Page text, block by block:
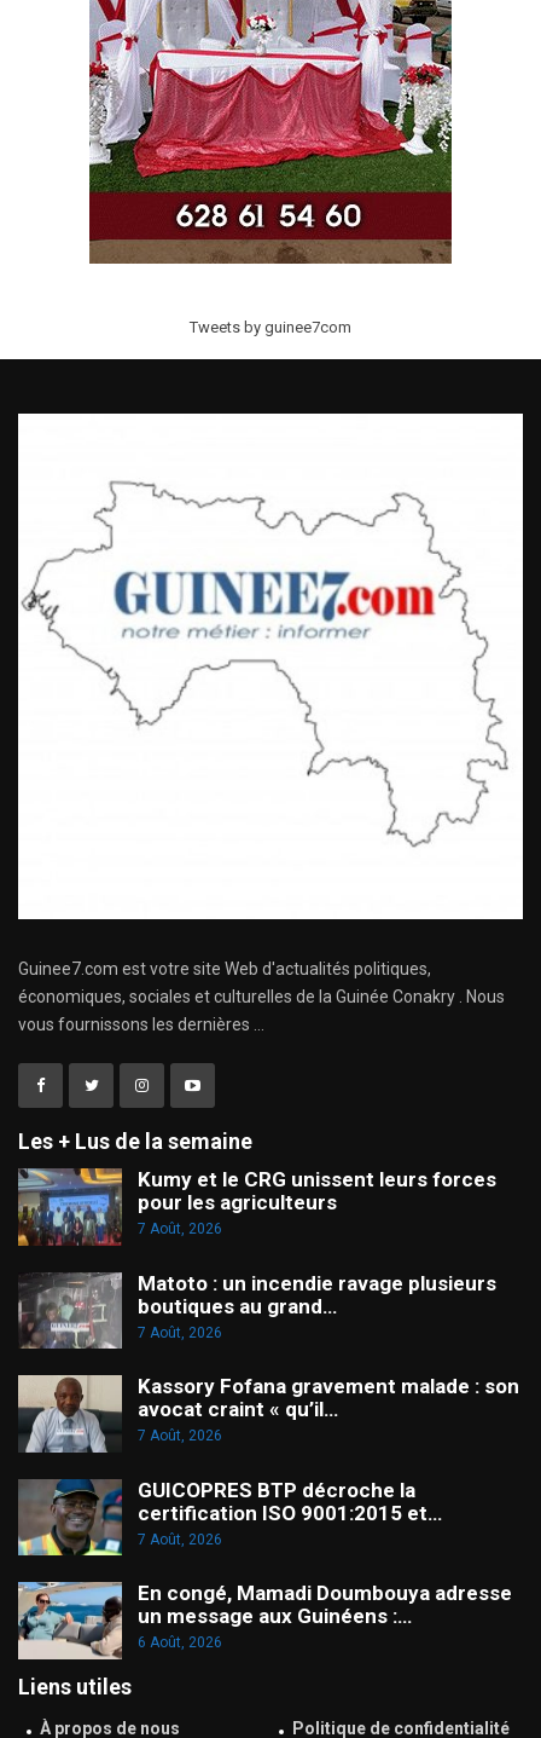
Tweets by guinee7com
Guinee7.com est votre site Web d'actualités politiques,
économiques, sociales et culturelles de la Guinée Conakry . Nous
vous fournissons les dernières ...
Les + Lus de la semaine
Kumy et le CRG unissent leurs forces
pour les agriculteurs
7 Août, 2026
Matoto : un incendie ravage plusieurs
boutiques au grand…
7 Août, 2026
Kassory Fofana gravement malade : son
avocat craint « qu’il…
7 Août, 2026
GUICOPRES BTP décroche la
certification ISO 9001:2015 et…
7 Août, 2026
En congé, Mamadi Doumbouya adresse
un message aux Guinéens :…
6 Août, 2026
Liens utiles
À propos de nous Politique de confidentialité